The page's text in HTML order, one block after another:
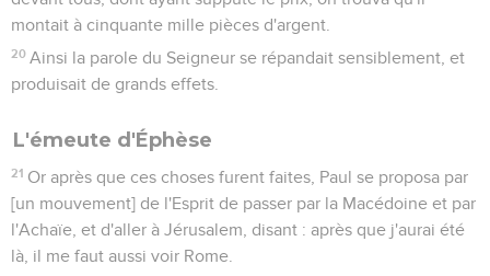
montait à cinquante mille pièces d'argent.
20 Ainsi la parole du Seigneur se répandait sensiblement, et
produisait de grands effets.
L'émeute d'Éphèse
21 Or après que ces choses furent faites, Paul se proposa par
[un mouvement] de l'Esprit de passer par la Macédoine et par
l'Achaïe, et d'aller à Jérusalem, disant : après que j'aurai été
là, il me faut aussi voir Rome.